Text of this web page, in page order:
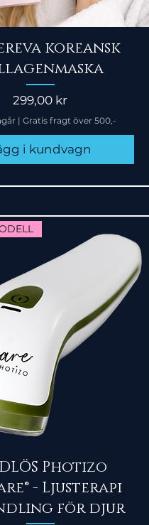
koreansk
Pris
299,00 kr
| Gratis fragt över 500,-
i kundvagn
Photizo
- Ljusterapi
för djur